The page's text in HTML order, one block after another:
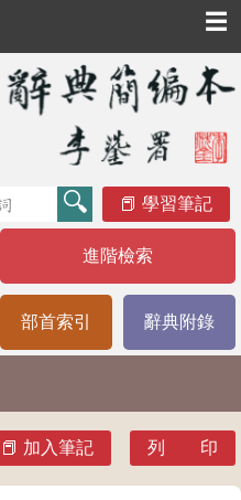
☰
學習筆記
進階檢索
部首索引 辭典附錄
加入筆記 列 印